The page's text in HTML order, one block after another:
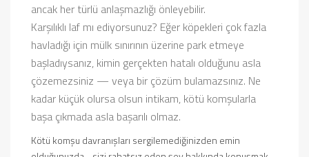
ancak her türlü anlaşmazlığı önleyebilir.
Karşılıklı laf mı ediyorsunuz? Eğer köpekleri çok fazla
havladığı için mülk sınırının üzerine park etmeye
başladıysanız, kimin gerçekten hatalı olduğunu asla
çözemezsiniz — veya bir çözüm bulamazsınız. Ne
kadar küçük olursa olsun intikam, kötü komşularla
başa çıkmada asla başarılı olmaz.
Kötü komşu davranışları sergilemediğinizden emin